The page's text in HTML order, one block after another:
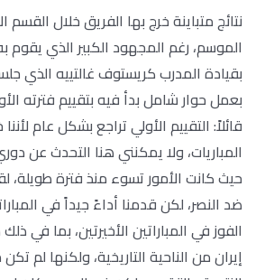
نتائج متباينة خرج بها الفريق خلال القسم
الموسم، رغم المجهود الكبير الذي يقوم
بقيادة المدرب كريستوف غالتييه الذي
بعمل حوار شامل بدأ فيه بتقييم فترته
قائلاً: التقييم الأولي تراجع بشكل عام
المباريات، ولا يمكنني هنا التحدث عن
حيث كانت الأمور تسوء منذ فترة طويلة،
ضد النصر، لكن قدمنا أداءً جيداً في
الفوز في المباراتين الأخيرتين، بما في
إيران من الناحية التاريخية، ولكنها لم